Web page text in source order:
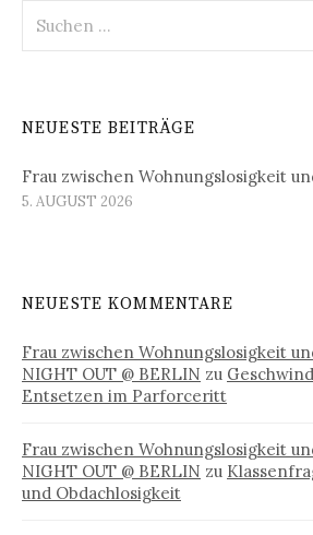
nach:
NEUESTE BEITRÄGE
Frau zwischen Wohnungslosigkeit
5. AUGUST 2026
NEUESTE KOMMENTARE
Frau zwischen Wohnungslosigkeit
NIGHT OUT @ BERLIN zu
Entsetzen im Parforceritt
Frau zwischen Wohnungslosigkeit
NIGHT OUT @ BERLIN zu
und Obdachlosigkeit